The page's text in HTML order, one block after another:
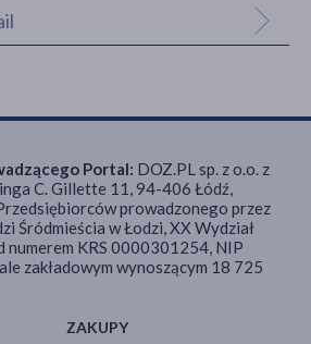
ZAKUPY
Portal: DOZ.PL sp. z o.o. z
C. Gillette 11, 94-406 Łódź,
prowadzonego przez
Śródmieścia w Łodzi, XX Wydział
numerem KRS 0000301254, NIP
zakładowym wynoszącym 18 725